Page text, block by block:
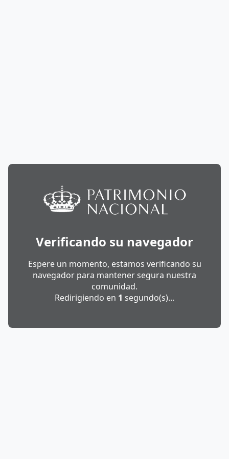
Verificando su navegador
Espere un momento, estamos verificando su
navegador para mantener segura nuestra
comunidad.
Redirigiendo en 1 segundo(s)...